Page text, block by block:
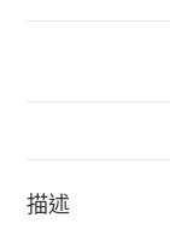
描述